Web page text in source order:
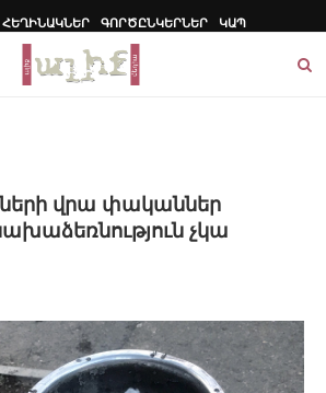
ՀԵՂԻՆԱԿՆԵՐ ԳՈՐԾԸՆԿԵՐՆԵՐ ԿԱՊ
վրա փականներ
չկա